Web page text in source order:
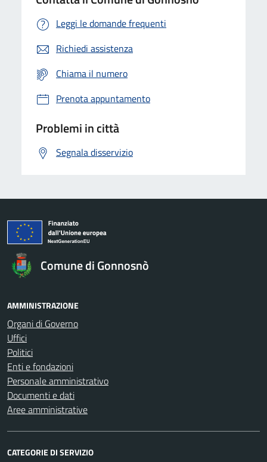
Leggi le domande frequenti
Richiedi assistenza
Chiama il numero
Prenota appuntamento
Problemi in città
Segnala disservizio
Comune di Gonnosnò
AMMINISTRAZIONE
Organi di Governo
Uffici
Politici
Enti e fondazioni
Personale amministrativo
Documenti e dati
Aree amministrative
CATEGORIE DI SERVIZIO